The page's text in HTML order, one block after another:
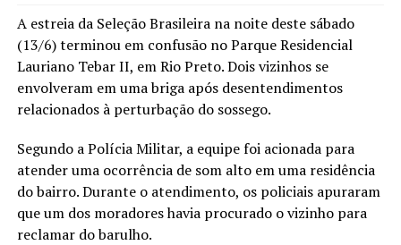
A estreia da Seleção Brasileira na noite deste sábado
(13/6) terminou em confusão no Parque Residencial
Lauriano Tebar II, em Rio Preto. Dois vizinhos se
envolveram em uma briga após desentendimentos
relacionados à perturbação do sossego.
Segundo a Polícia Militar, a equipe foi acionada para
atender uma ocorrência de som alto em uma residência
do bairro. Durante o atendimento, os policiais apuraram
que um dos moradores havia procurado o vizinho para
reclamar do barulho.